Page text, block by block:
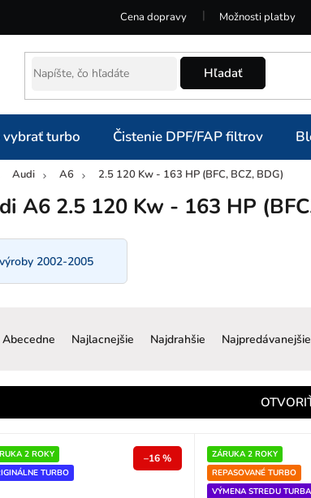
Cena dopravy Možnosti platby
Hľadať
turbo Čistenie DPF/FAP filtrov
Audi A6 2.5 120 Kw - 163 HP (BFC, BCZ, BDG)
A6 2.5 120 Kw - 163 HP
2002-2005
Abecedne Najlacnejšie Najdrahšie Najpredávanejšie
2 ROKY
TURBO
–16 %
ZÁRUKA 2 ROKY
REPASOVANÉ TURBO
VÝMENA STREDU TURBA